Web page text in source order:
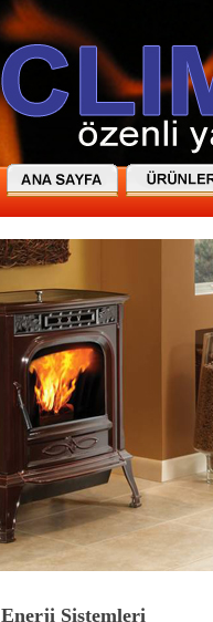
Sistemleri